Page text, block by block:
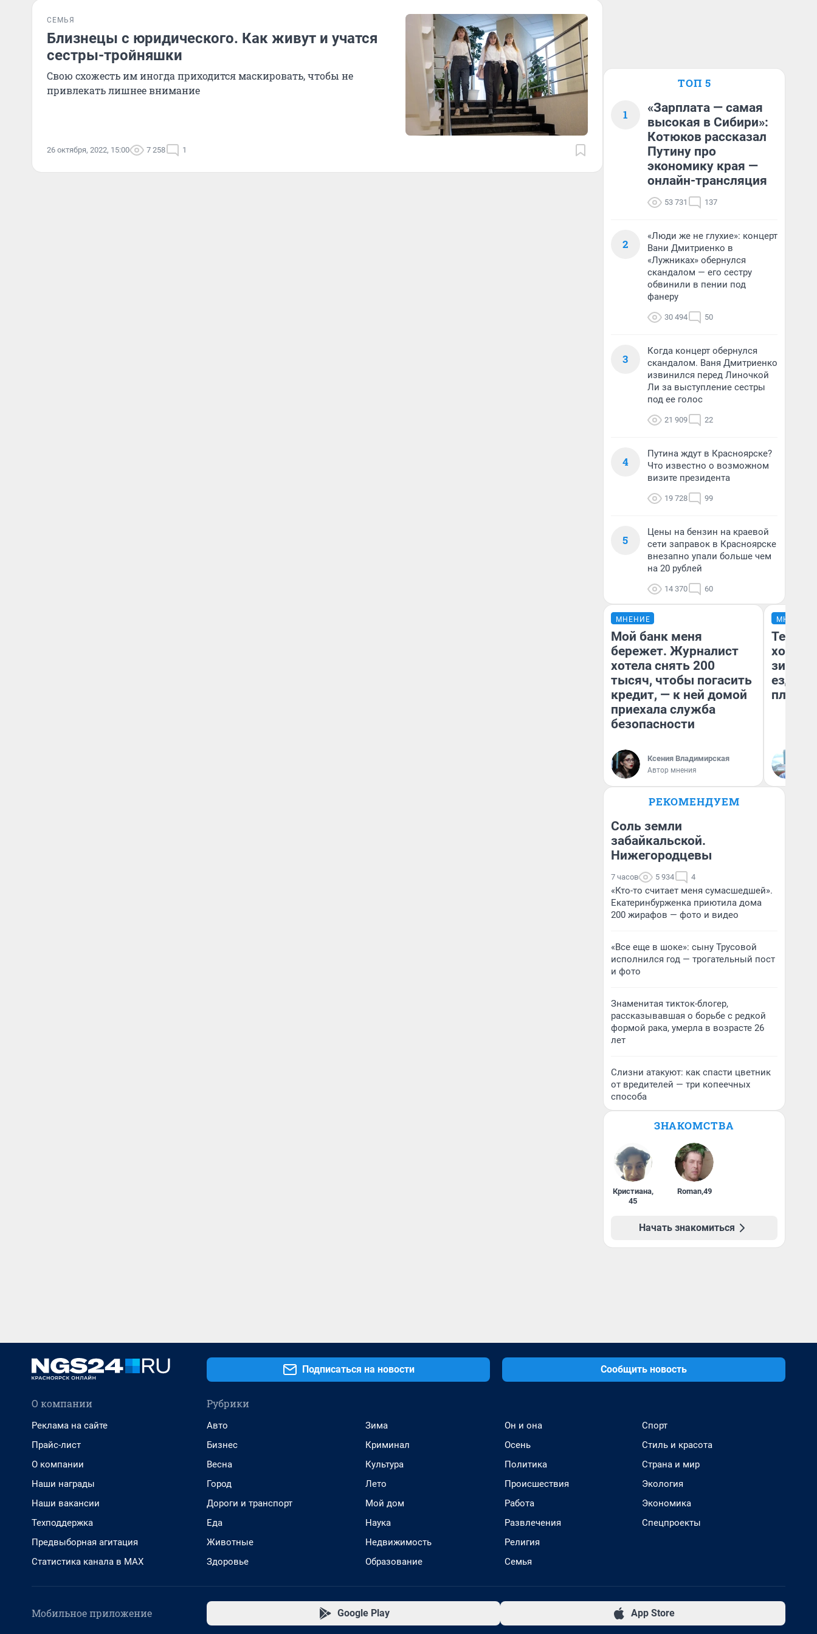
СЕМЬЯ
Близнецы с юридического. Как живут и учатся
сестры-тройняшки
Свою схожесть им иногда приходится маскировать, чтобы не
привлекать лишнее внимание
26 октября, 2022, 15:00 7 258 1
ТОП 5
1
«Зарплата — самая
высокая в Сибири»:
Котюков рассказал
Путину про
экономику края —
онлайн-трансляция
53 731 137
2
«Люди же не глухие»: концерт
Вани Дмитриенко в
«Лужниках» обернулся
скандалом — его сестру
обвинили в пении под
фанеру
30 494 50
3
Когда концерт обернулся
скандалом. Ваня Дмитриенко
извинился перед Линочкой
Ли за выступление сестры
под ее голос
21 909 22
4
Путина ждут в Красноярске?
Что известно о возможном
визите президента
19 728 99
5
Цены на бензин на краевой
сети заправок в Красноярске
внезапно упали больше чем
на 20 рублей
14 370 60
МНЕНИЕ
Мой банк меня
бережет. Журналист
хотела снять 200
тысяч, чтобы погасить
кредит, — к ней домой
приехала служба
безопасности
Ксения Владимирская
Автор мнения
МНЕНИЕ
Тепло
зимой.
ездит
плюсы
РЕКОМЕНДУЕМ
Соль земли
забайкальской.
Нижегородцевы
7 часов 5 934 4
«Кто-то считает меня сумасшедшей».
Екатеринбурженка приютила дома
200 жирафов — фото и видео
«Все еще в шоке»: сыну Трусовой
исполнился год — трогательный пост
и фото
Знаменитая тикток-блогер,
рассказывавшая о борьбе с редкой
формой рака, умерла в возрасте 26
лет
Слизни атакуют: как спасти цветник
от вредителей — три копеечных
способа
ЗНАКОМСТВА
Кристиана,
45
Roman,49
Начать знакомиться
Подписаться на новости Сообщить новость
О компании
Реклама на сайте
Прайс-лист
О компании
Наши награды
Наши вакансии
Техподдержка
Предвыборная агитация
Статистика канала в MAX
Рубрики
Авто
Бизнес
Весна
Город
Дороги и транспорт
Еда
Животные
Здоровье
Зима
Криминал
Культура
Лето
Мой дом
Наука
Недвижимость
Образование
Он и она
Осень
Политика
Происшествия
Работа
Развлечения
Религия
Семья
Спорт
Стиль и красота
Страна и мир
Экология
Экономика
Спецпроекты
Мобильное приложение Google Play App Store